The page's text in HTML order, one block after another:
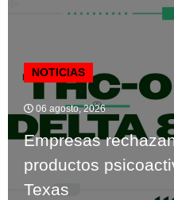
NOTICIAS
06 agosto, 2026
Empresas
productos
Texas